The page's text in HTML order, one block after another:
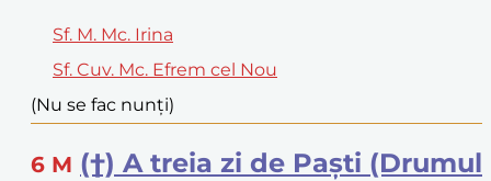
Sf. M. Mc. Irina
Sf. Cuv. Mc. Efrem cel Nou
(Nu se fac nunți)
6 M (†) A treia zi de Paști (Drumul